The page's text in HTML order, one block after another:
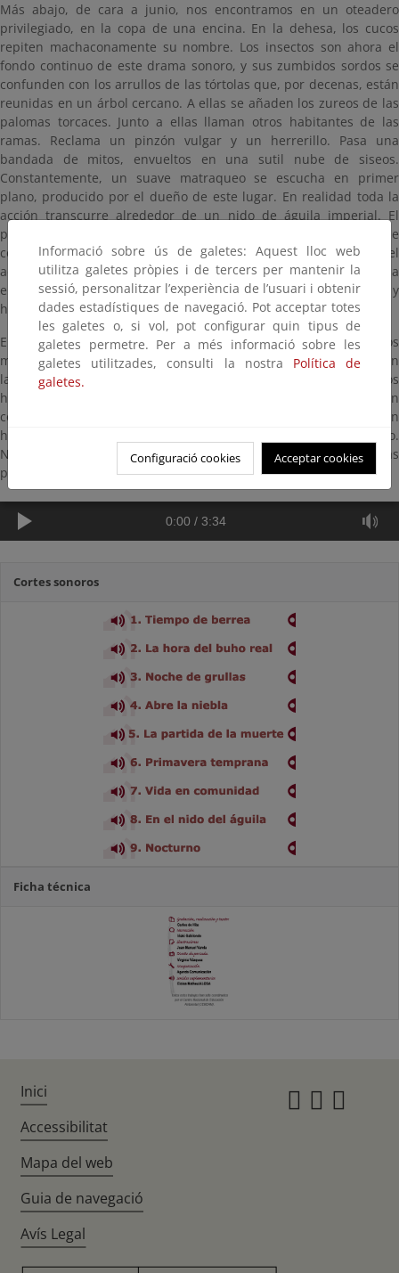
Más abajo, de cara a junio, nos encontramos en un oteadero
privilegiado, en la copa de una encina. En la dehesa, los cucos
repiten machaconamente su nombre. Los insectos son ahora el
fondo continuo de este drama sonoro, y sus zumbidos sordos se
confunden con los arrullos de las tórtolas que, por decenas, están
reunidas en un árbol cercano. A ellas se añaden los zureos de las
palomas torcaces. Junto a ellas llaman otros habitantes de las
ramas. Reclama un pinzón vulgar y un herrerillo. Pasa una
bandada de mitos, envueltos en una sutil nube de siseos.
Constantemente, un suave matraqueo se escucha en primer
plano, producido por el dueño de este lugar. En realidad toda la
acción transcurre alrededor de un nido de águila imperial. El
pollo, ya muy crecido, hace horas que espera la llegada de
comida. De repente, un ladrido seco y cauto avisa de la vuelta del
adulto, que con un batir de alas se posa en el nido con una presa
entre las garras. El pollo emite entonces un silbido lastimero y
hambriento.
En el suelo de la dehesa la actividad prosigue. Encaramados a los
majanos y los postes de las cercas, chirrían los trigueros y silban
las cogujadas montesinas. Las codornices silban ocultas por los
herbazales. Según la tradición popular, las codornices anuncian
con su triple nota la abundancia de la buena estación: ¡buen pan
hay!,¡buen pan hay!, dicen que dicen con su silbido acompasado.
Nada consta sobre el significado para los humanos del ajeo de las
perdices subidas a los majanos.
0:00 / 3:34
Cortes sonoros
Ficha técnica
Informació sobre ús de galetes: Aquest lloc web
utilitza galetes pròpies i de tercers per mantenir la
sessió, personalitzar l’experiència de l’usuari i obtenir
dades estadístiques de navegació. Pot acceptar totes
les galetes o, si vol, pot configurar quin tipus de
galetes permetre. Per a més informació sobre les
galetes utilitzades, consulti la nostra Política de
galetes.
Configuració cookies Acceptar cookies
Inici
Accessibilitat
Mapa del web
Guia de navegació
Avís Legal